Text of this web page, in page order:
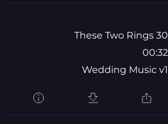
These Two Rings 30
00:32
Wedding Music v1